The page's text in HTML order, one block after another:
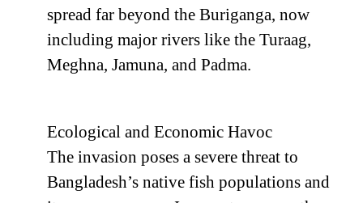
spread far beyond the Buriganga, now
including major rivers like the Turaag,
Meghna, Jamuna, and Padma.
Ecological and Economic Havoc
The invasion poses a severe threat to
Bangladesh’s native fish populations and